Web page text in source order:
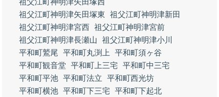
祖父江町神明津矢田塚西
祖父江町神明津矢田塚東
祖父江町神明津新田
祖父江町神明津宮西 祖父江町神明津宮前
祖父江町神明津長瀬山
祖父江町神明津小川
平和町鷲尾
平和町丸渕上
平和町須ヶ谷
平和町観音堂
平和町上三宅
平和町中三宅
平和町平池 平和町法立
平和町西光坊
平和町横池 平和町下三宅
平和町下起北